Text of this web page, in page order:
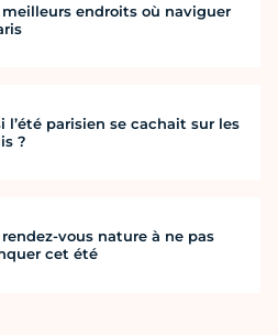
meilleurs endroits où naviguer
l’été parisien se cachait sur les
?
rendez-vous nature à ne pas
cet été